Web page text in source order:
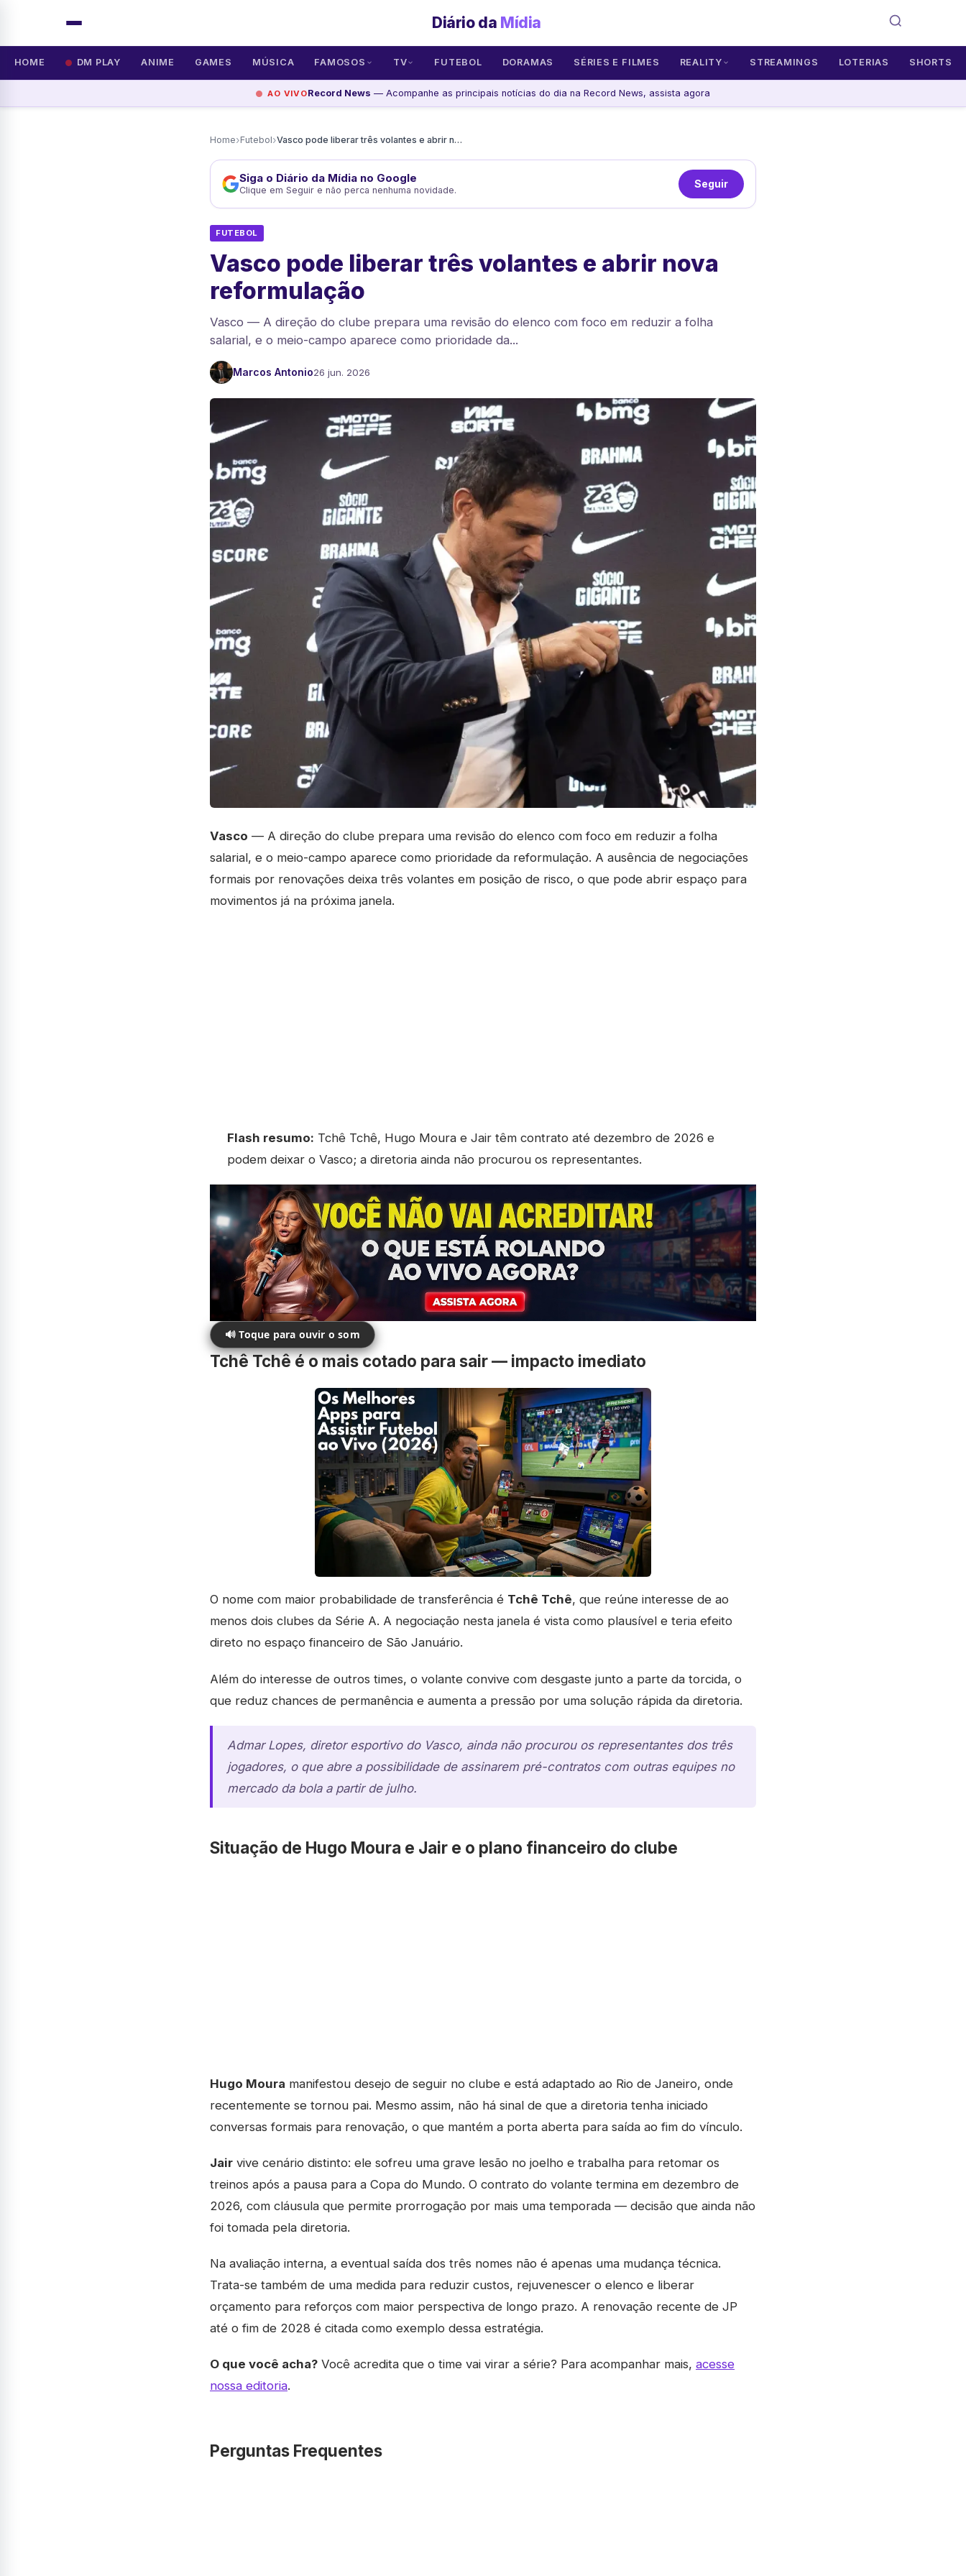
Diário da Mídia
HOME DM PLAY ANIME GAMES MÚSICA FAMOSOS TV FUTEBOL DORAMAS SÉRIES E FILMES REALITY STREAMINGS LOTERIAS SHORTS
AO VIVORecord News — Acompanhe as principais notícias do dia na Record News, assista agora
Home›Futebol› Vasco pode liberar três volantes e abrir nova reformulação
Siga o Diário da Mídia no Google
Clique em Seguir e não perca nenhuma novidade.
Seguir
FUTEBOL
Vasco pode liberar três volantes e abrir nova
reformulação
Vasco — A direção do clube prepara uma revisão do elenco com foco em reduzir a folha
salarial, e o meio-campo aparece como prioridade da...
Marcos Antonio26 jun. 2026
Vasco — A direção do clube prepara uma revisão do elenco com foco em reduzir a folha
salarial, e o meio-campo aparece como prioridade da reformulação. A ausência de negociações
formais por renovações deixa três volantes em posição de risco, o que pode abrir espaço para
movimentos já na próxima janela.
Flash resumo: Tchê Tchê, Hugo Moura e Jair têm contrato até dezembro de 2026 e
podem deixar o Vasco; a diretoria ainda não procurou os representantes.
🔊 Toque para ouvir o som
Tchê Tchê é o mais cotado para sair — impacto imediato
O nome com maior probabilidade de transferência é Tchê Tchê, que reúne interesse de ao
menos dois clubes da Série A. A negociação nesta janela é vista como plausível e teria efeito
direto no espaço financeiro de São Januário.
Além do interesse de outros times, o volante convive com desgaste junto a parte da torcida, o
que reduz chances de permanência e aumenta a pressão por uma solução rápida da diretoria.
Admar Lopes, diretor esportivo do Vasco, ainda não procurou os representantes dos três
jogadores, o que abre a possibilidade de assinarem pré-contratos com outras equipes no
mercado da bola a partir de julho.
Situação de Hugo Moura e Jair e o plano financeiro do clube
Hugo Moura manifestou desejo de seguir no clube e está adaptado ao Rio de Janeiro, onde
recentemente se tornou pai. Mesmo assim, não há sinal de que a diretoria tenha iniciado
conversas formais para renovação, o que mantém a porta aberta para saída ao fim do vínculo.
Jair vive cenário distinto: ele sofreu uma grave lesão no joelho e trabalha para retomar os
treinos após a pausa para a Copa do Mundo. O contrato do volante termina em dezembro de
2026, com cláusula que permite prorrogação por mais uma temporada — decisão que ainda não
foi tomada pela diretoria.
Na avaliação interna, a eventual saída dos três nomes não é apenas uma mudança técnica.
Trata-se também de uma medida para reduzir custos, rejuvenescer o elenco e liberar
orçamento para reforços com maior perspectiva de longo prazo. A renovação recente de JP
até o fim de 2028 é citada como exemplo dessa estratégia.
O que você acha? Você acredita que o time vai virar a série? Para acompanhar mais, acesse
nossa editoria.
Perguntas Frequentes